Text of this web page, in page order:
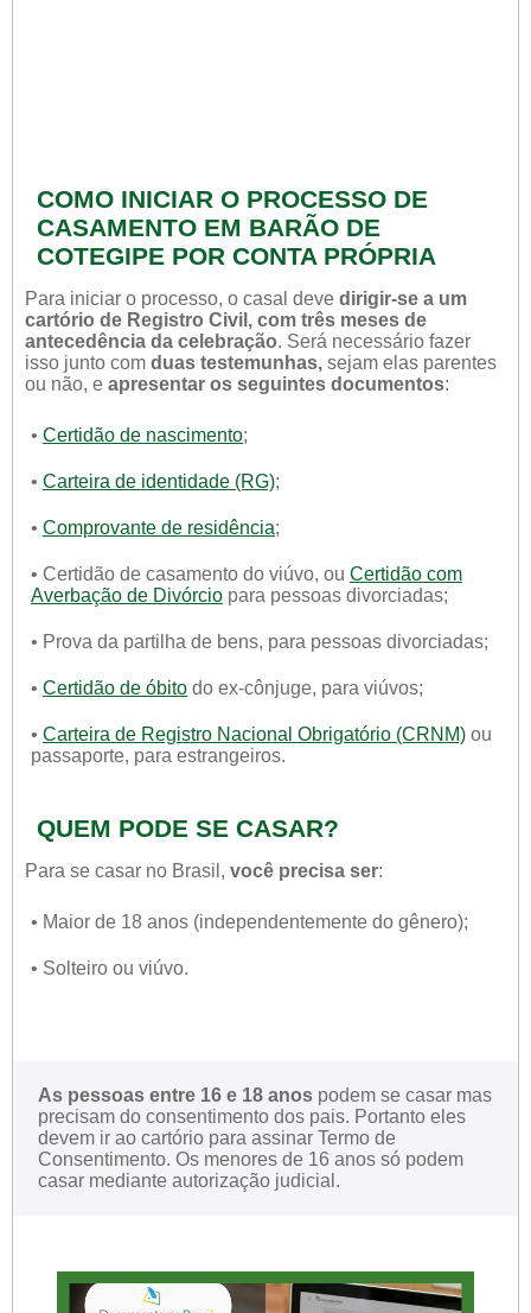
COMO INICIAR O PROCESSO DE
CASAMENTO EM BARÃO DE
COTEGIPE POR CONTA PRÓPRIA
Para iniciar o processo, o casal deve dirigir-se a um
cartório de Registro Civil, com três meses de
antecedência da celebração. Será necessário fazer
isso junto com duas testemunhas, sejam elas parentes
ou não, e apresentar os seguintes documentos:
• Certidão de nascimento;
• Carteira de identidade (RG);
• Comprovante de residência;
• Certidão de casamento do viúvo, ou Certidão com
Averbação de Divórcio para pessoas divorciadas;
• Prova da partilha de bens, para pessoas divorciadas;
• Certidão de óbito do ex-cônjuge, para viúvos;
• Carteira de Registro Nacional Obrigatório (CRNM) ou
passaporte, para estrangeiros.
QUEM PODE SE CASAR?
Para se casar no Brasil, você precisa ser:
• Maior de 18 anos (independentemente do gênero);
• Solteiro ou viúvo.
As pessoas entre 16 e 18 anos podem se casar mas
precisam do consentimento dos pais. Portanto eles
devem ir ao cartório para assinar Termo de
Consentimento. Os menores de 16 anos só podem
casar mediante autorização judicial.